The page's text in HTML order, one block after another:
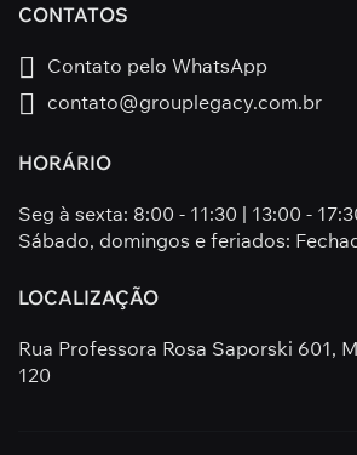
CONTATOS
Contato pelo WhatsApp
contato@grouplegacy.com.br
HORÁRIO
Seg à sexta: 8:00 - 11:30 | 13:00 -
Sábado, domingos e feriados:
LOCALIZAÇÃO
Rua Professora Rosa Saporski 601,
120